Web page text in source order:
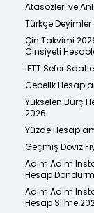
Atasözleri ve
Türkçe
Çin Takvimi
Cinsiyeti
İETT Sefer
Gebelik
Yükselen Burç
2026
Yüzde
Geçmiş Döviz
Adım Adım
Hesap
Adım Adım
Hesap Silme